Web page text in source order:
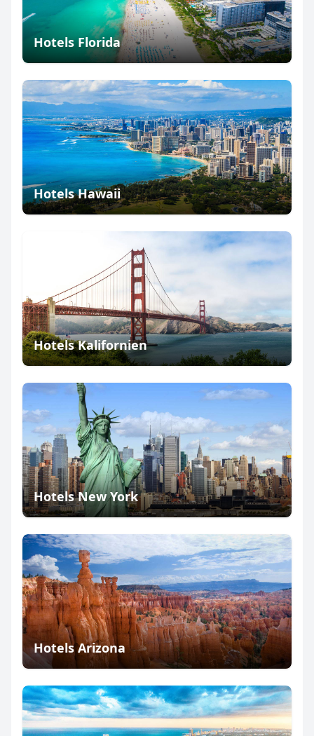
Hotels Florida
Hotels Hawaii
Hotels Kalifornien
Hotels New York
Hotels Arizona